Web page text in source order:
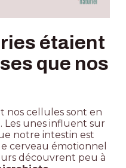
étaient
que nos
nos cellules sont en
Les unes influent sur
notre intestin est
cerveau émotionnel
découvrent peu à